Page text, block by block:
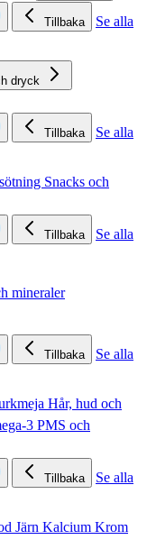
Tillbaka
Se alla
dryck
Tillbaka
Se alla
Snacks och
Tillbaka
Se alla
mineraler
Tillbaka
Se alla
Hår, hud och
3 PMS och
Tillbaka
Se alla
Järn Kalcium Krom